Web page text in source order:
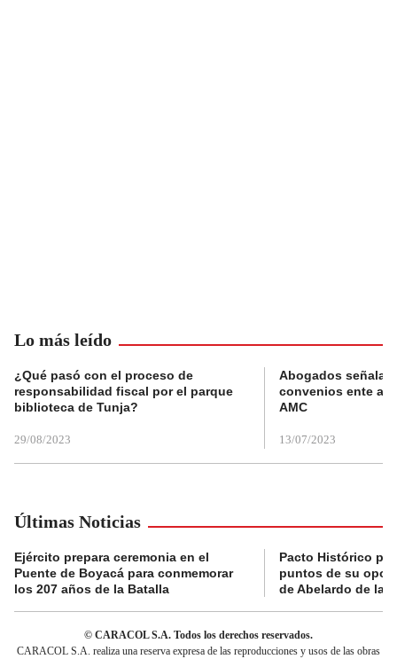
Lo más leído
¿Qué pasó con el proceso de
responsabilidad fiscal por el parque
biblioteca de Tunja?
29/08/2023
Abogados
convenios ente
AMC
13/07/2023
Últimas Noticias
Ejército prepara ceremonia en el
Puente de Boyacá para conmemorar
los 207 años de la Batalla
Pacto Histórico
puntos de su
de Abelardo de la
© CARACOL S.A. Todos los derechos reservados.
CARACOL S.A. realiza una reserva expresa de las reproducciones y usos de las obras